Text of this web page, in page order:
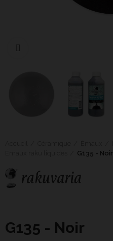
G135 - Noir
G135 - Noir